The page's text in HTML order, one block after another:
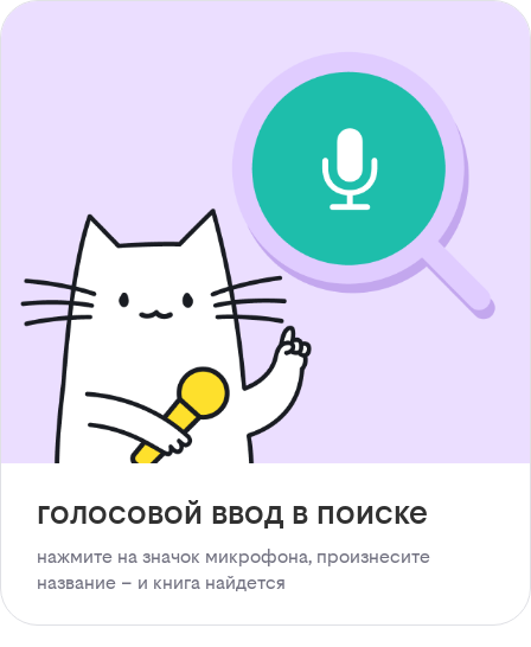
голосовой ввод в поиске
нажмите на значок микрофона, произнесите
название – и книга найдется